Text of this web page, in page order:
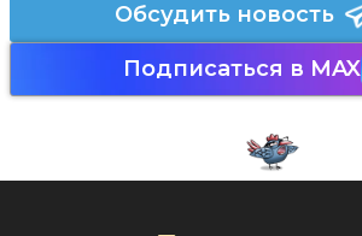
Обсудить новость
Подписаться в MAX